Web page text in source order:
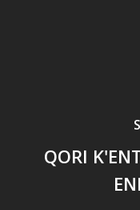
QORI